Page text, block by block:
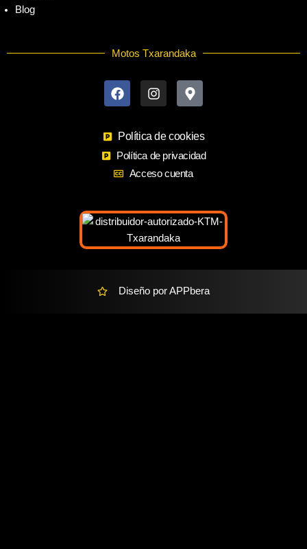
Blog
Motos Txarandaka
a
c
o
o
k
n
s
g
r
a
m
a
p
a
r
k
e
a
l
Política de cookies
Política de privacidad
Acceso cuenta
Diseño por APPbera